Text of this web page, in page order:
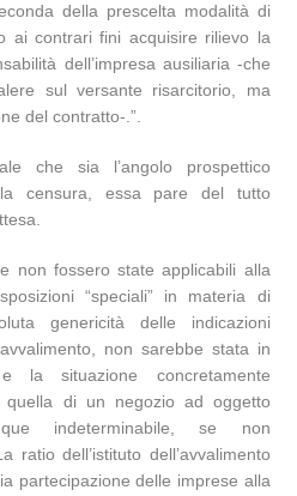
della prescelta modalità di
ai contrari fini acquisire rilievo la
dell’impresa ausiliaria -che
sul versante risarcitorio, ma
del contratto-.”.
che sia l’angolo prospettico
censura, essa pare del tutto
non fossero state applicabili alla
“speciali” in materia di
genericità delle indicazioni
non sarebbe stata in
la situazione concretamente
quella di un negozio ad oggetto
indeterminabile, se non
ratio dell’istituto dell’avvalimento
partecipazione delle imprese alla